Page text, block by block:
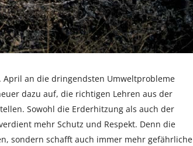
April an die dringendsten Umweltprobleme
dazu auf, die richtigen Lehren aus der
Sowohl die Erderhitzung als auch der
mehr Schutz und Respekt. Denn die
sondern schafft auch immer mehr gefährliche